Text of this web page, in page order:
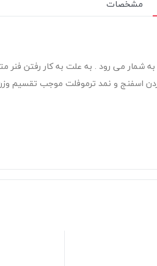
مشخصات
می رود . به علت به کار رفتن فنر
اسفنج و نمد ترموفلت موجب تقسیم